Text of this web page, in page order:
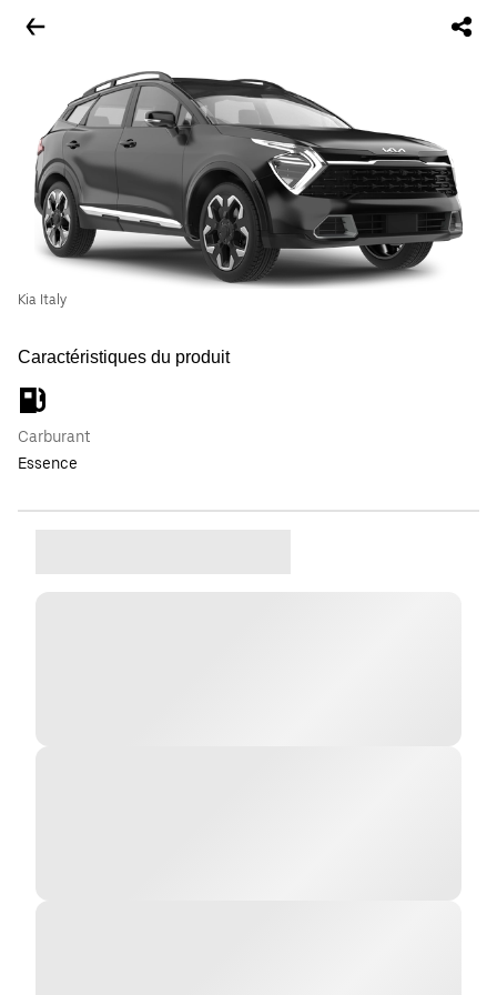
Kia Italy
Caractéristiques du produit
Carburant
Essence